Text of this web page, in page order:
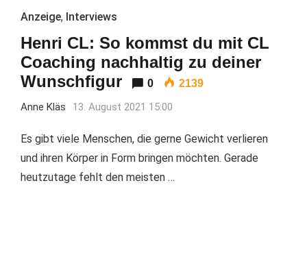
Anzeige, Interviews
Henri CL: So kommst du mit CL
Coaching nachhaltig zu deiner
Wunschfigur
0 2139
Anne Kläs 13. August 2021 15:00
Es gibt viele Menschen, die gerne Gewicht verlieren
und ihren Körper in Form bringen möchten. Gerade
heutzutage fehlt den meisten …